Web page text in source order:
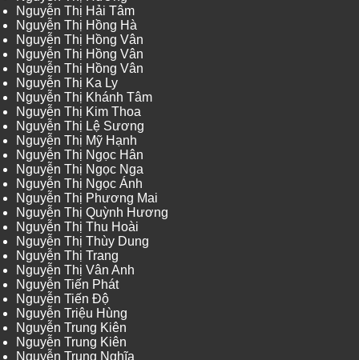
Nguyễn Thị Hải Tâm
Nguyễn Thị Hồng Hà
Nguyễn Thị Hồng Vân
Nguyễn Thị Hồng Vân
Nguyễn Thị Hồng Vân
Nguyễn Thị Ka Ly
Nguyễn Thị Khánh Tâm
Nguyễn Thị Kim Thoa
Nguyễn Thị Lệ Sương
Nguyễn Thị Mỹ Hạnh
Nguyễn Thị Ngọc Hân
Nguyễn Thị Ngọc Nga
Nguyễn Thị Ngọc Ánh
Nguyễn Thị Phương Mai
Nguyễn Thị Quỳnh Hương
Nguyễn Thị Thu Hoài
Nguyễn Thị Thùy Dung
Nguyễn Thị Trang
Nguyễn Thị Vân Anh
Nguyễn Tiến Phát
Nguyễn Tiến Độ
Nguyễn Triệu Hùng
Nguyễn Trung Kiên
Nguyễn Trung Kiên
Nguyễn Trung Nghĩa